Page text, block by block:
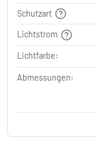
Schutzart
Lichtstrom
Lichtfarbe:
Abmessungen: